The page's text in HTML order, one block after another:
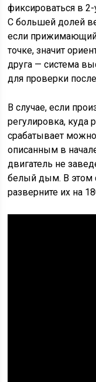
фиксироваться в
С большей долей
если
точке, значит
друга — система
для проверки
В случае, если
регулировка, куда
срабатывает
описанным в
двигатель не
белый дым. В этом
разверните их на